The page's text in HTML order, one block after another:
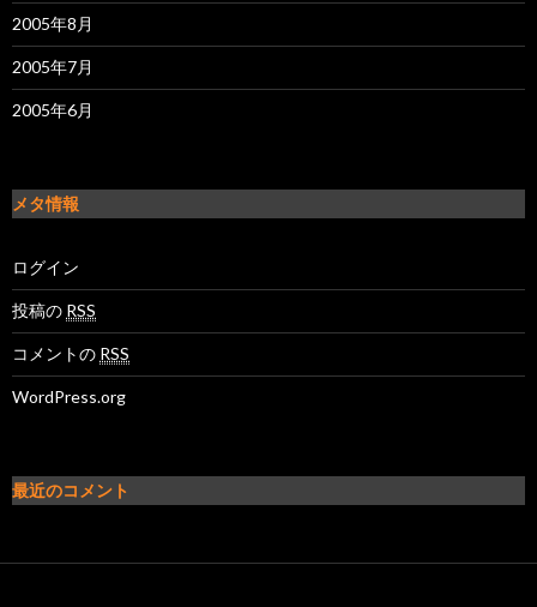
2005年8月
2005年7月
2005年6月
メタ情報
ログイン
投稿の RSS
コメントの RSS
WordPress.org
最近のコメント